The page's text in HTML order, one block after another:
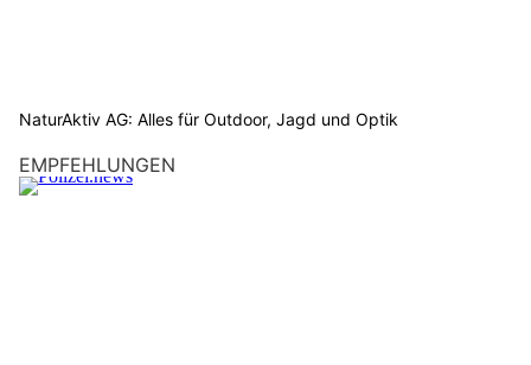
NaturAktiv AG: Alles für Outdoor, Jagd und Optik
EMPFEHLUNGEN